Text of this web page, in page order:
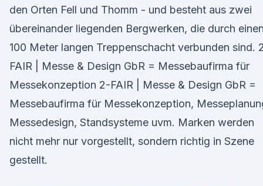
den Orten Fell und Thomm - und besteht aus zwei
übereinander liegenden Bergwerken, die durch einen
100 Meter langen Treppenschacht verbunden sind.
FAIR | Messe & Design GbR = Messebaufirma für
Messekonzeption 2-FAIR | Messe & Design GbR =
Messebaufirma für Messekonzeption,
Messedesign, Standsysteme uvm. Marken werden
nicht mehr nur vorgestellt, sondern richtig in Szene
gestellt.